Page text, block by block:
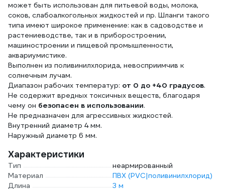
может быть использован для питьевой воды, молока,
соков, слабоалкогольных жидкостей и пр. Шланги такого
типа имеют широкое применение: как в садоводстве и
растениеводстве, так и в приборостроении,
машиностроении и пищевой промышленности,
аквариумистике.
Выполнен из поливинилхлорида, невосприимчив к
солнечным лучам.
Диапазон рабочих температур: от 0 до +40 градусов.
Не содержит вредных токсичных веществ, благодаря
чему он безопасен в использовании.
Не предназначен для агрессивных жидкостей.
Внутренний диаметр 4 мм.
Наружный диаметр 6 мм.
Характеристики
Тип
неармированный
Материал
ПВХ (PVC|поливинилхлорид)
Длина
3 м